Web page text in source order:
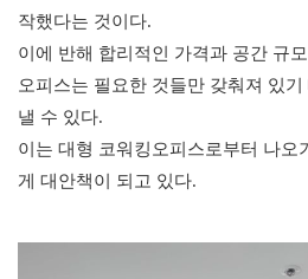
작했다는 것이다.
이에 반해 합리적인 가격과 공간 규
오피스는 필요한 것들만 갖춰져 있
낼 수 있다.
이는 대형 코워킹오피스로부터 나오
게 대안책이 되고 있다.